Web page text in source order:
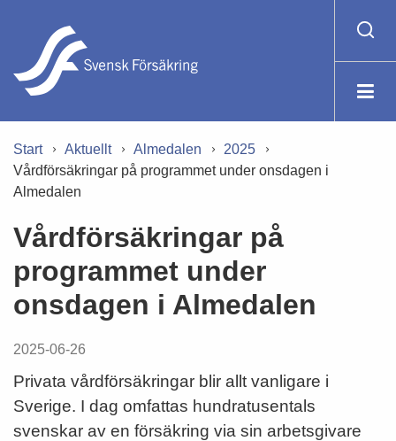
Start Aktuellt Almedalen
2025
Vårdförsäkringar på programmet under onsdagen i
Almedalen
Vårdförsäkringar på
programmet under
onsdagen i Almedalen
2025-06-26
Privata vårdförsäkringar blir allt vanligare i
Sverige. I dag omfattas hundratusentals
svenskar av en försäkring via sin arbetsgivare